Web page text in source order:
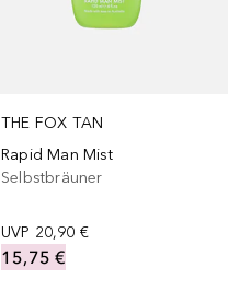
THE FOX TAN
Rapid Man Mist
Selbstbräuner
UVP 20,90 €
15,75 €